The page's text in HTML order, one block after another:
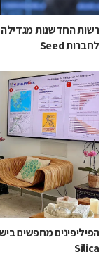
לחברות Seed
Silica